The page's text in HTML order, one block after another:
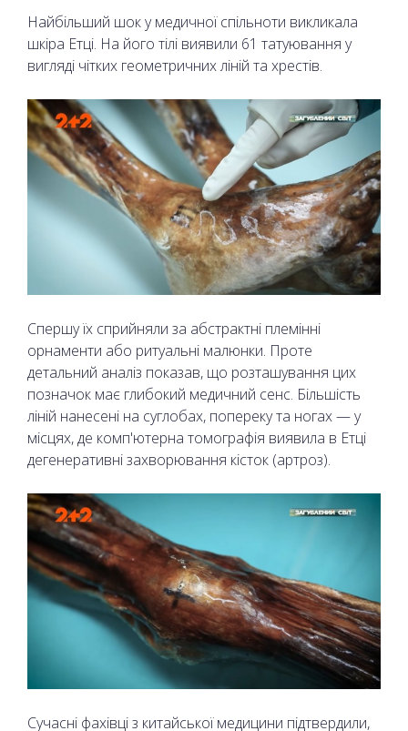
Найбільший шок у медичної спільноти викликала
шкіра Етці. На його тілі виявили 61 татуювання у
вигляді чітких геометричних ліній та хрестів.
Спершу їх сприйняли за абстрактні племінні
орнаменти або ритуальні малюнки. Проте
детальний аналіз показав, що розташування цих
позначок має глибокий медичний сенс. Більшість
ліній нанесені на суглобах, попереку та ногах — у
місцях, де комп'ютерна томографія виявила в Етці
дегенеративні захворювання кісток (артроз).
Сучасні фахівці з китайської медицини підтвердили,